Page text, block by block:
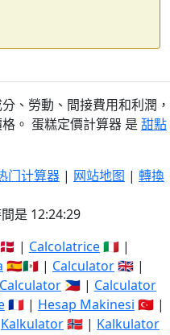
、勞動、間接費用和利潤，
。 蛋糕定價計算器 是 甜點
门计算器 | 网站地图 | 轉換
是 12:24:29
🇩🇰 | Calcolatrice🇮🇹 |
🇪🇸🇲🇽 | Calculator🇬🇧 |
Calculator 🇵🇭 | Calculator
🇫🇷 | Hesap Makinesi 🇹🇷 |
Kalkulator🇳🇴 | Kalkulator